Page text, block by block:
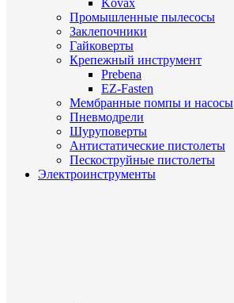
Kovax
Промышленные пылесосы
Заклепочники
Гайковерты
Крепежный инструмент
Prebena
EZ-Fasten
Мембранные помпы и насосы
Пневмодрели
Шуруповерты
Антистатические пистолеты
Пескоструйные пистолеты
Электроинструменты